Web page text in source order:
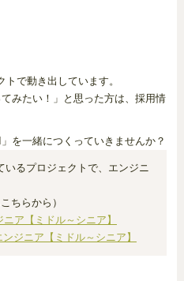
で動き出しています。
みたい！」と思った方は、採用情
を一緒につくっていきませんか？
るプロジェクトで、エンジニ
ちらから）
ア【ミドル～シニア】
ジニア【ミドル～シニア】